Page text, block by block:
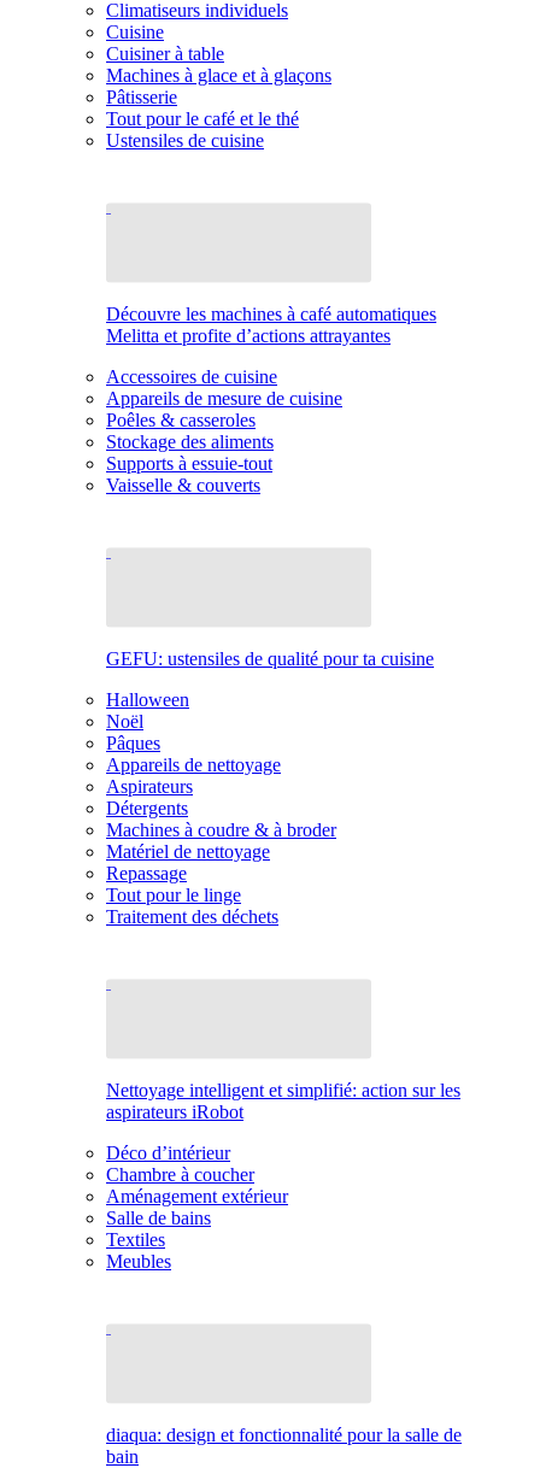
Climatiseurs individuels
Cuisine
Cuisiner à table
Machines à glace et à glaçons
Pâtisserie
Tout pour le café et le thé
Ustensiles de cuisine
Découvre les machines à café automatiques
Melitta et profite d’actions attrayantes
Accessoires de cuisine
Appareils de mesure de cuisine
Poêles & casseroles
Stockage des aliments
Supports à essuie-tout
Vaisselle & couverts
GEFU: ustensiles de qualité pour ta cuisine
Halloween
Noël
Pâques
Appareils de nettoyage
Aspirateurs
Détergents
Machines à coudre & à broder
Matériel de nettoyage
Repassage
Tout pour le linge
Traitement des déchets
Nettoyage intelligent et simplifié: action sur les
aspirateurs iRobot
Déco d’intérieur
Chambre à coucher
Aménagement extérieur
Salle de bains
Textiles
Meubles
diaqua: design et fonctionnalité pour la salle de
bain